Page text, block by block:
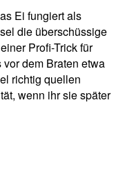
Ei fungiert als
die überschüssige
Profi-Trick für
dem Braten etwa
richtig quellen
wenn ihr sie später